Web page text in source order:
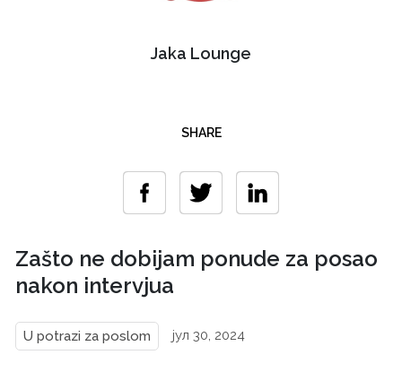
Jaka Lounge
SHARE
Zašto ne dobijam ponude za posao
nakon intervjua
U potrazi za poslom јул 30, 2024